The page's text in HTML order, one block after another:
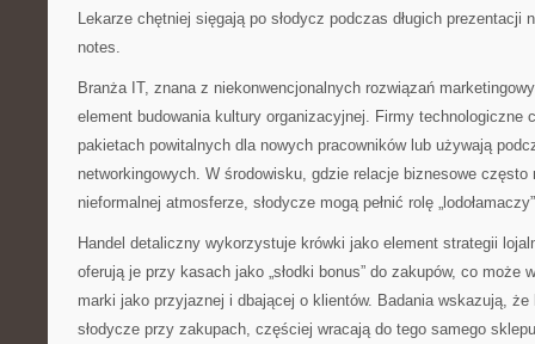
Lekarze chętniej sięgają po słodycz podczas długich prezentacji
notes.
Branża IT, znana z niekonwencjonalnych rozwiązań
element budowania kultury organizacyjnej. Firmy technologiczne
pakietach powitalnych dla nowych pracowników lub używają
networkingowych. W środowisku, gdzie relacje biznesowe często
nieformalnej atmosferze, słodycze mogą pełnić rolę
Handel detaliczny wykorzystuje krówki jako element strategii
oferują je przy kasach jako „słodki bonus” do zakupów, co może
marki jako przyjaznej i dbającej o klientów. Badania wskazują,
słodycze przy zakupach, częściej wracają do tego samego